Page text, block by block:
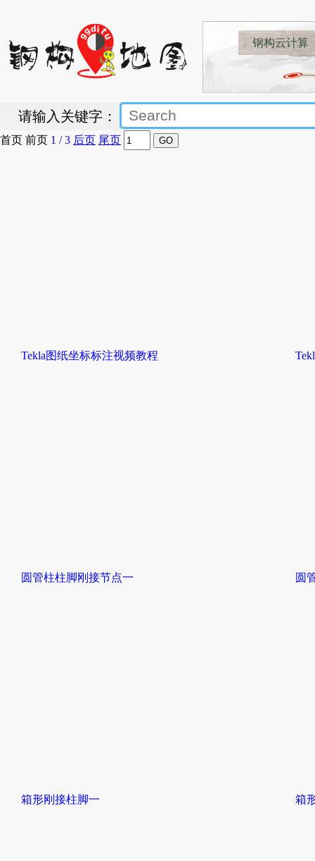
钢构云计算
请输入关键字：
Tekla图纸坐标标注视频教程
圆管柱柱脚刚接节点一 圆
箱形刚接柱脚一 箱
首页 前页 1 / 3 后页 尾页